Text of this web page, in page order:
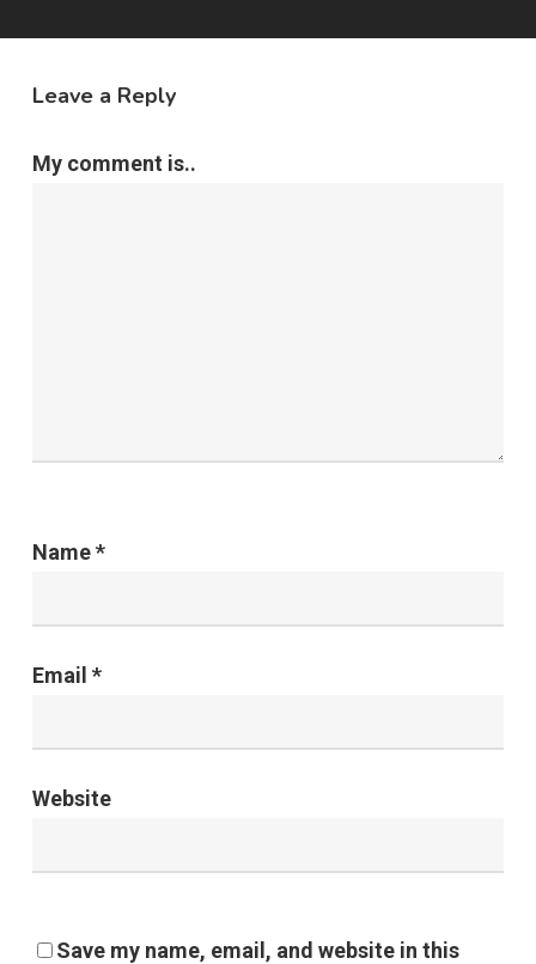
Leave a Reply
My comment is..
Name*
Email *
Website
Save my name, email, and website in this